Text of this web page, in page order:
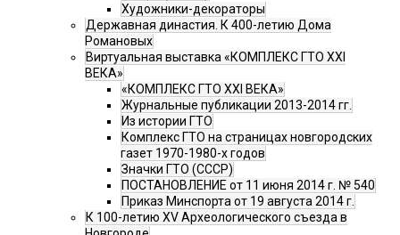
Художники-декораторы
Державная династия. К 400-летию Дома
Романовых
Виртуальная выставка «КОМПЛЕКС ГТО XXI
ВЕКА»
«КОМПЛЕКС ГТО XXI ВЕКА»
Журнальные публикации 2013-2014 гг.
Из истории ГТО
Комплекс ГТО на страницах новгородских
газет 1970-1980-х годов
Значки ГТО (СССР)
ПОСТАНОВЛЕНИЕ от 11 июня 2014 г. № 540
Приказ Минспорта от 19 августа 2014 г.
К 100-летию XV Археологического съезда в